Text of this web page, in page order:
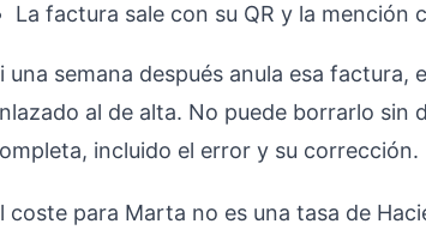
La factura sale con su QR y la mención
una semana después anula esa factura,
al de alta. No puede borrarlo sin
incluido el error y su corrección.
coste para Marta no es una tasa de